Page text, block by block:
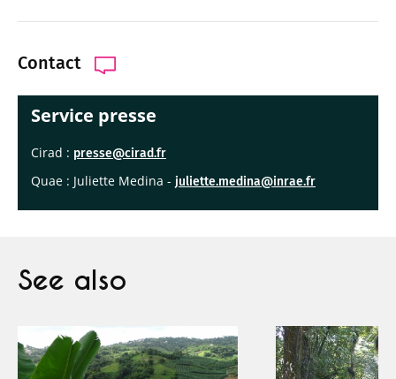
Contact
Service presse
Cirad : presse@cirad.fr
Quae : Juliette Medina - juliette.medina@inrae.fr
See also